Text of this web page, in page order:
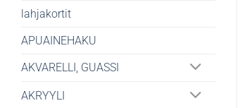
lahjakortit
APUAINEHAKU
AKVARELLI, GUASSI
AKRYYLI